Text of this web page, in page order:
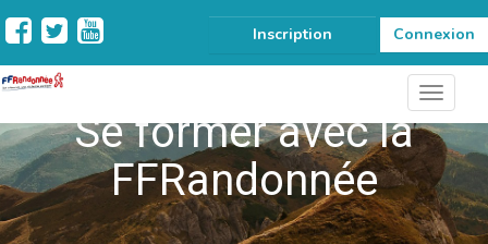
Inscription Connexion
Se former avec la
FFRandonnée